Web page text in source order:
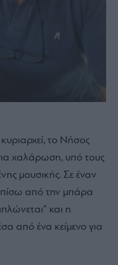
το Nήσος
χαλάρωση, υπό τους
μουσικής. Σε έναν
πίσω από την μπάρα
και η
από ένα κείμενο για